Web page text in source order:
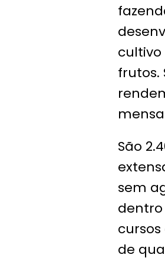
cultivo
frutos.
São
sem
de